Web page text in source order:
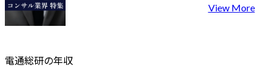
View More
電通総研の年収